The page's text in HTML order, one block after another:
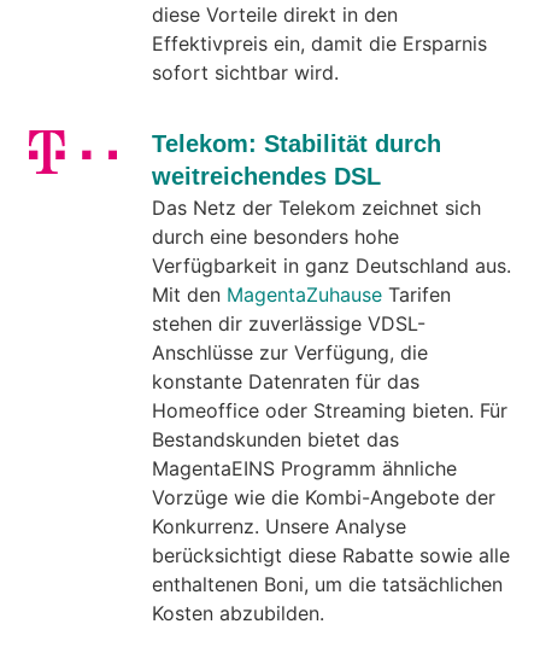
diese Vorteile direkt in den
Effektivpreis ein, damit die Ersparnis
sofort sichtbar wird.
Telekom: Stabilität durch
weitreichendes DSL
Das Netz der Telekom zeichnet sich
durch eine besonders hohe
Verfügbarkeit in ganz Deutschland aus.
Mit den MagentaZuhauseTarifen
stehen dir zuverlässige VDSL-
Anschlüsse zur Verfügung, die
konstante Datenraten für das
Homeoffice oder Streaming bieten. Für
Bestandskunden bietet das
MagentaEINS Programm ähnliche
Vorzüge wie die Kombi-Angebote der
Konkurrenz. Unsere Analyse
berücksichtigt diese Rabatte sowie alle
enthaltenen Boni, um die tatsächlichen
Kosten abzubilden.